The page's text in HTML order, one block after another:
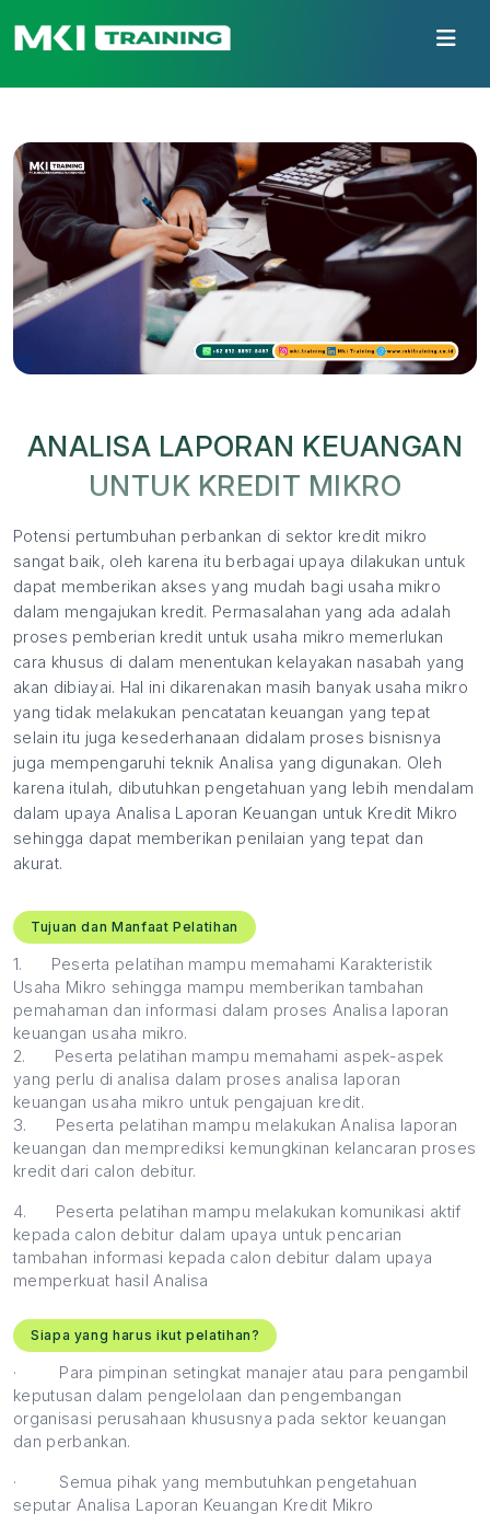
ANALISA LAPORAN KEUANGAN
UNTUK KREDIT MIKRO
Potensi pertumbuhan perbankan di sektor kredit mikro
sangat baik, oleh karena itu berbagai upaya dilakukan untuk
dapat memberikan akses yang mudah bagi usaha mikro
dalam mengajukan kredit. Permasalahan yang ada adalah
proses pemberian kredit untuk usaha mikro memerlukan
cara khusus di dalam menentukan kelayakan nasabah yang
akan dibiayai. Hal ini dikarenakan masih banyak usaha mikro
yang tidak melakukan pencatatan keuangan yang tepat
selain itu juga kesederhanaan didalam proses bisnisnya
juga mempengaruhi teknik Analisa yang digunakan. Oleh
karena itulah, dibutuhkan pengetahuan yang lebih mendalam
dalam upaya Analisa Laporan Keuangan untuk Kredit Mikro
sehingga dapat memberikan penilaian yang tepat dan
akurat.
Tujuan dan Manfaat Pelatihan
1.
Peserta pelatihan mampu memahami Karakteristik
Usaha Mikro sehingga mampu memberikan tambahan
pemahaman dan informasi dalam proses Analisa laporan
keuangan usaha mikro.
2.
Peserta pelatihan mampu memahami aspek-aspek
yang perlu di analisa dalam proses analisa laporan
keuangan usaha mikro untuk pengajuan kredit.
3.
Peserta pelatihan mampu melakukan Analisa laporan
keuangan dan memprediksi kemungkinan kelancaran proses
kredit dari calon debitur.
4.
Peserta pelatihan mampu melakukan komunikasi aktif
kepada calon debitur dalam upaya untuk pencarian
tambahan informasi kepada calon debitur dalam upaya
memperkuat hasil Analisa
Siapa yang harus ikut pelatihan?
·
Para pimpinan setingkat manajer atau para pengambil
keputusan dalam pengelolaan dan pengembangan
organisasi perusahaan khususnya pada sektor keuangan
dan perbankan.
·
Semua pihak yang membutuhkan pengetahuan
seputar Analisa Laporan Keuangan Kredit Mikro